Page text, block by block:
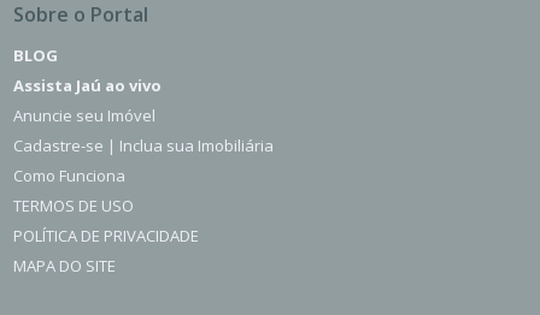
Sobre o Portal
BLOG
Assista Jaú ao vivo
Anuncie seu Imóvel
Cadastre-se | Inclua sua Imobiliária
Como Funciona
TERMOS DE USO
POLÍTICA DE PRIVACIDADE
MAPA DO SITE